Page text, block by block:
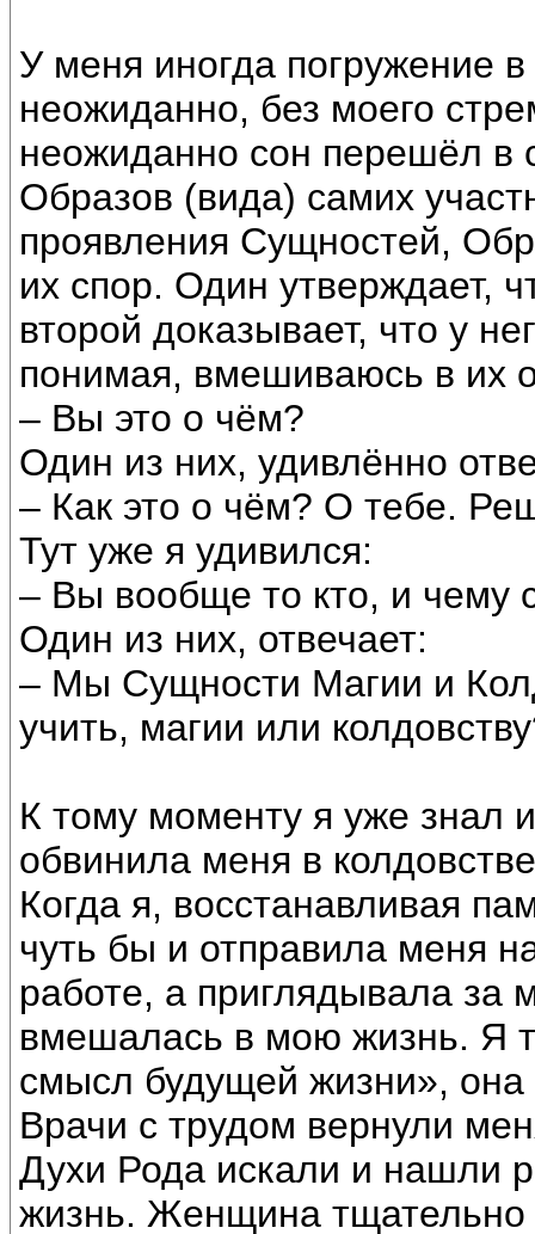
У меня иногда погружение
неожиданно, без моего
неожиданно сон перешёл в
Образов (вида) самих
проявления Сущностей,
их спор. Один утверждает,
второй доказывает, что у
понимая, вмешиваюсь в их
– Вы это о чём?
Один из них, удивлённо
– Как это о чём? О тебе.
Тут уже я удивился:
– Вы вообще то кто, и чему
Один из них, отвечает:
– Мы Сущности Магии и
учить, магии или
К тому моменту я уже знал
обвинила меня в
Когда я, восстанавливая
чуть бы и отправила меня
работе, а приглядывала за
вмешалась в мою жизнь. Я
смысл будущей жизни»,
Врачи с трудом вернули
Духи Рода искали и нашли
жизнь. Женщина